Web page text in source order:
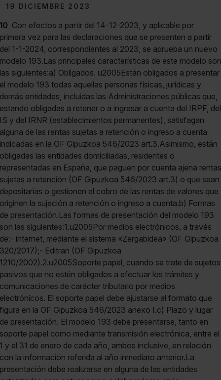
19 DICIEMBRE 2023
10 Con efectos a partir del 14-12-2023, y aplicable por
primera vez para las declaraciones que se presenten a partir
del 1-1-2024, correspondientes al 2023, se aprueba un nuevo
modelo 193.Las principales características de este modelo son
las siguientes:a) Obligados. u2005Están obligados a presentar
el modelo 193 todas aquellas personas físicas, jurídicas y
demás entidades, incluidas las Administraciones públicas que,
estando obligadas a retener o a ingresar a cuenta del IRPF, del
IS y del IRNR (establecimientos permanentes), satisfagan
alguna de las rentas sujetas a retención o ingreso a cuenta
indicadas en la OF Gipuzkoa 546/2023 art.3.Asimismo, están
obligadas las entidades domiciliadas, residentes o
representadas en España, que paguen por cuenta ajena rentas
sujetas a retención (OF Gipuzkoa 546/2023 art.3) o que sean
depositarias o gestionen el cobro de las rentas de valores que
originen la sujeción a retención o ingreso a cuenta.b) Formas
de presentación.Las formas de presentación del modelo 193
son las siguientes:1.u2005Por medios electrónicos, a través
de:- internet, mediante el sistema «Zergabidea» (OF Gipuzkoa
320/2017);- Editran (OF Gipuzkoa
1210/2002).2.u2005Soporte papel, cuando se trate de sujetos
pasivos que no estén obligados a efectuar los trámites y
comunicaciones de carácter tributario por medios
electrónicos. El soporte papel debe ajustarse al formato que
figura en la OF Gipuzkoa 546/2023 anexo I.c) Plazo y lugar
de presentación. El modelo 193 debe presentarse, tanto en
soporte papel como mediante transmisión electrónica, entre el
1 y el 31 de enero de cada año, ambos inclusive, en relación
con la información referida al año inmediato anterior.La
presentación debe realizarse en alguna de las entidades